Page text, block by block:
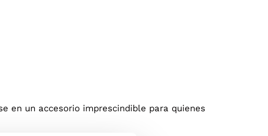
en un accesorio imprescindible para quienes